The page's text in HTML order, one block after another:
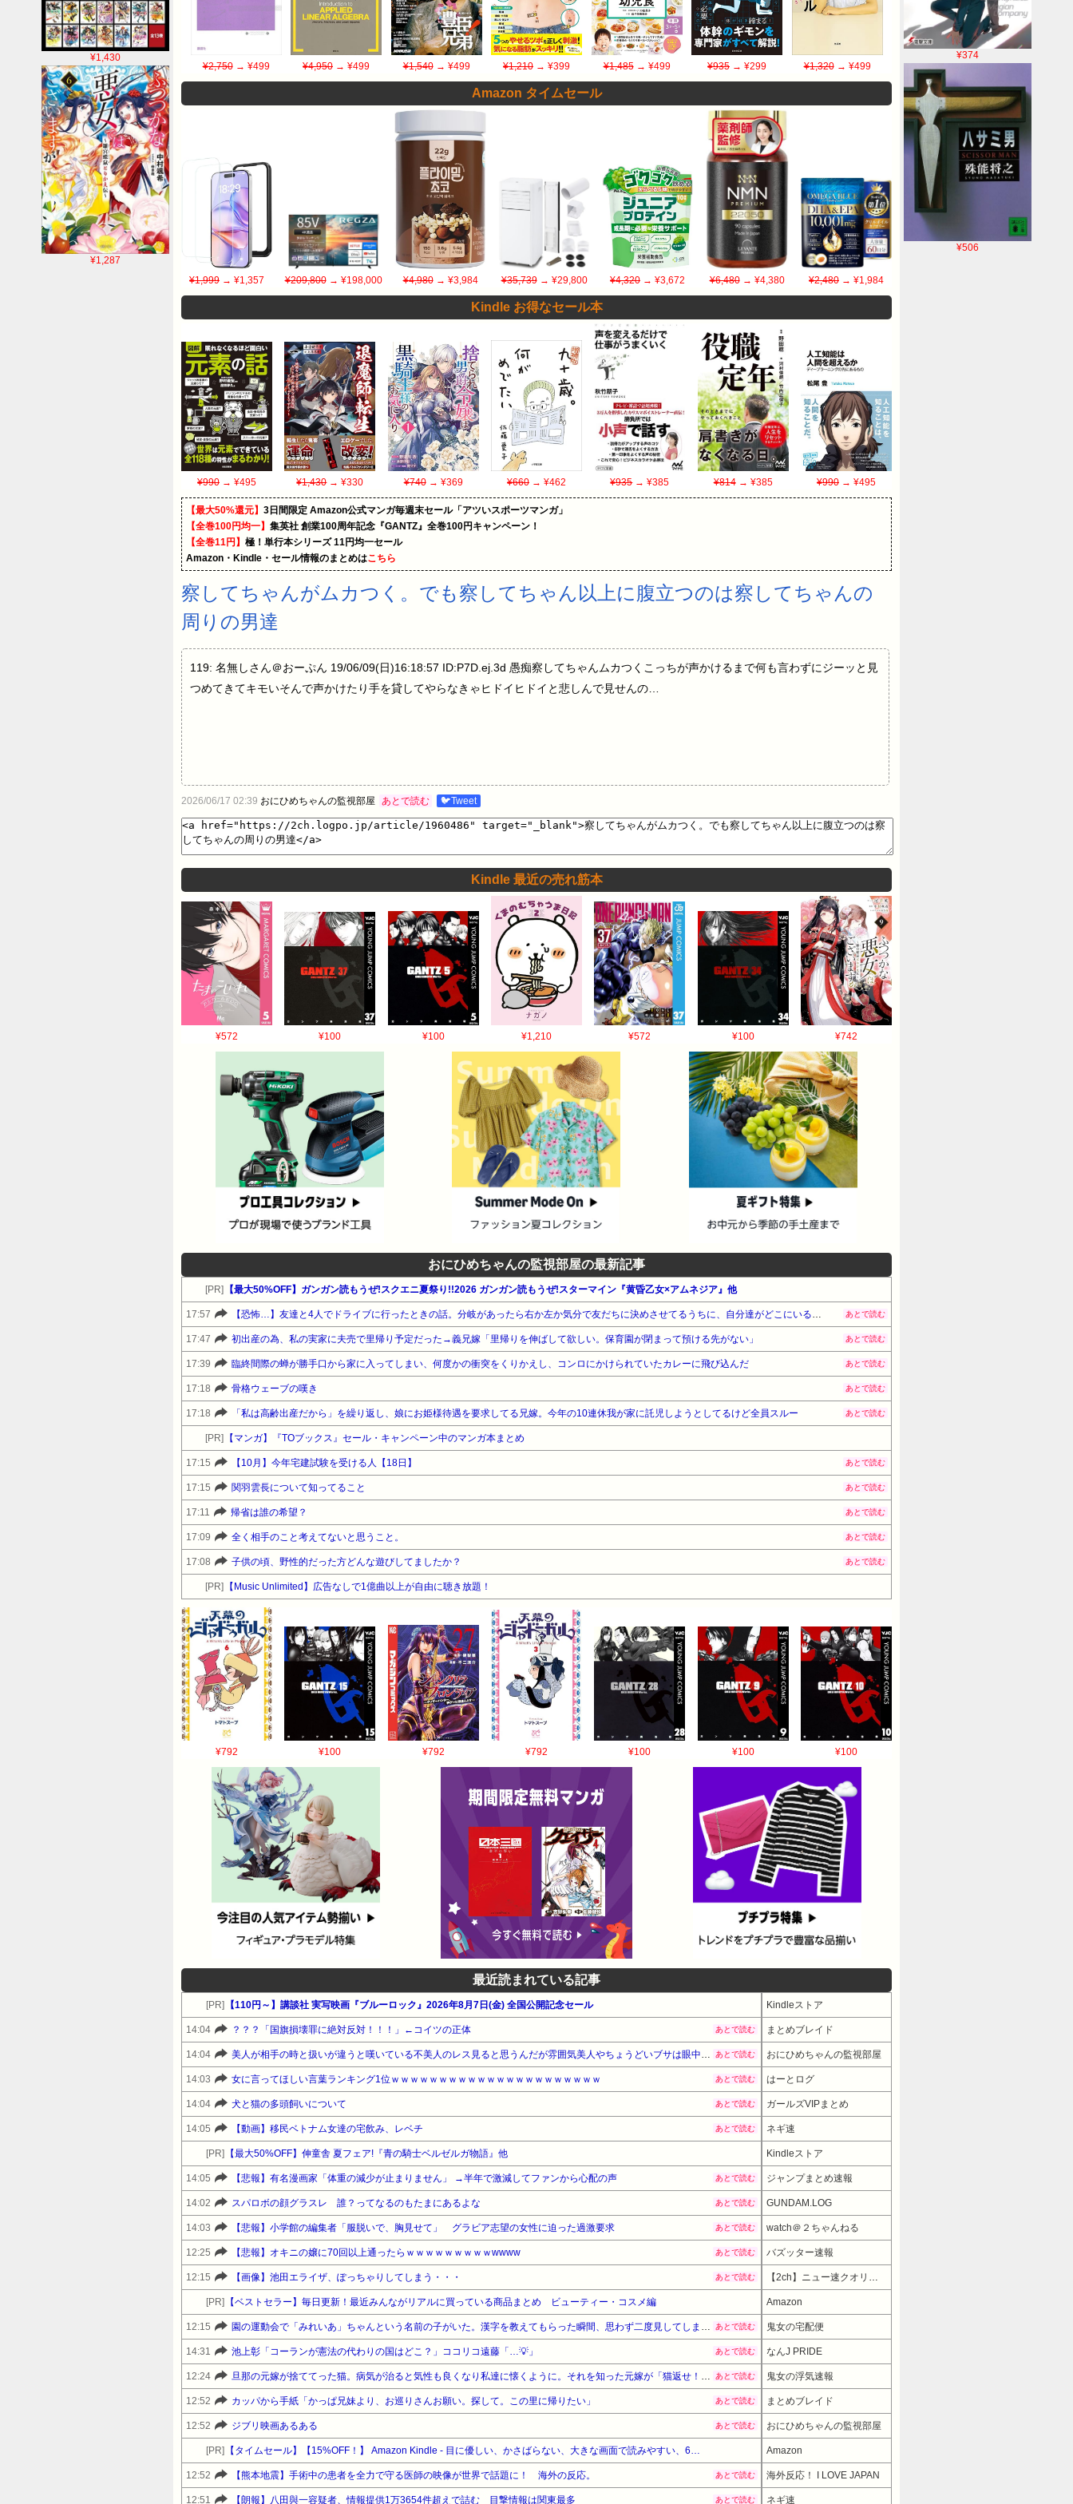
¥374
¥506
¥1,430
¥1,287
¥2,750→ ¥499 ¥4,950 → ¥499 ¥1,540→ ¥499 ¥1,210 → ¥399 ¥1,485→ ¥499 ¥935 → ¥299 ¥1,320→ ¥499
Amazon タイムセール
¥1,999 → ¥1,357 ¥209,800→ ¥198,000 ¥4,980→ ¥3,984 ¥35,739→ ¥29,800 ¥4,320 → ¥3,672 ¥6,480→ ¥4,380 ¥2,480 → ¥1,984
Kindle お得なセール本
¥990 → ¥495 ¥1,430→ ¥330 ¥740→ ¥369 ¥660→ ¥462 ¥935→ ¥385 ¥814→ ¥385 ¥990→ ¥495
【最大50%還元】 3日間限定 Amazon公式マンガ毎週末セール「アツいスポーツマンガ」
【全巻100円均一】 集英社 創業100周年記念『GANTZ』全巻100円キャンペーン！
【全巻11円】 極！単行本シリーズ 11円均一セール
Amazon・Kindle・セール情報のまとめはこちら
察してちゃんがムカつく。でも察してちゃん以上に腹立つのは察してちゃんの
周りの男達
119: 名無しさん＠おーぷん 19/06/09(日)16:18:57 ID:P7D.ej.3d 愚痴察してちゃんムカつくこっちが声かけるまで何も言わずにジーッと見
つめてきてキモいそんで声かけたり手を貸してやらなきゃヒドイヒドイと悲しんで見せんの…
2026/06/17 02:39 おにひめちゃんの監視部屋 あとで読む 🐦Tweet
Kindle 最近の売れ筋本
¥572 ¥100 ¥100 ¥1,210 ¥572 ¥100 ¥742
おにひめちゃんの監視部屋の最新記事
[PR] 【最大50%OFF】ガンガン読もうぜ!スクエニ夏祭り!!2026 ガンガン読もうぜ!スターマイン『黄昏乙女×アムネジア』他
17:57 あとで読む
17:47 初出産の為、私の実家に夫売で里帰り予定だった→義兄嫁「里帰りを伸ばして欲しい。保育園が閉まって預ける先がない」 あとで読む
17:39 臨終間際の蝉が勝手口から家に入ってしまい、何度かの衝突をくりかえし、コンロにかけられていたカレーに飛び込んだ あとで読む
17:18 骨格ウェーブの嘆き あとで読む
17:18 「私は高齢出産だから」を繰り返し、娘にお姫様待遇を要求してる兄嫁。今年の10連休我が家に託児しようとしてるけど全員スルー あとで読む
[PR] 【マンガ】『TOブックス』セール・キャンペーン中のマンガ本まとめ
17:15 【10月】今年宅建試験を受ける人【18日】 あとで読む
17:15 関羽雲長について知ってること あとで読む
17:11 帰省は誰の希望？ あとで読む
17:09 全く相手のこと考えてないと思うこと。 あとで読む
17:08 子供の頃、野性的だった方どんな遊びしてましたか？ あとで読む
[PR] 【Music Unlimited】広告なしで1億曲以上が自由に聴き放題！
¥792 ¥100 ¥792 ¥792 ¥100 ¥100 ¥100
最近読まれている記事
[PR] 【110円～】講談社 実写映画『ブルーロック』2026年8月7日(金) 全国公開記念セール Kindleストア
14:04 ？？？「国旗損壊罪に絶対反対！！！」←コイツの正体 あとで読む まとめブレイド
14:04 美人が相手の時と扱いが違うと嘆いている不美人のレス見ると思うんだが雰囲気美人やちょうどいブサは眼中にないの？ あとで読む おにひめちゃんの監視部屋
14:03 女に言ってほしい言葉ランキング1位ｗｗｗｗｗｗｗｗｗｗｗｗｗｗｗｗｗｗｗｗｗｗ あとで読む はーとログ
14:04 犬と猫の多頭飼いについて あとで読む ガールズVIPまとめ
14:05 【動画】移民ベトナム女達の宅飲み、レベチ あとで読む ネギ速
[PR] 【最大50%OFF】伸童舎 夏フェア!『青の騎士ベルゼルガ物語』他 Kindleストア
14:05 【悲報】有名漫画家「体重の減少が止まりません」 →半年で激減してファンから心配の声 あとで読む ジャンプまとめ速報
14:02 スパロボの顔グラスレ 誰？ってなるのもたまにあるよな あとで読む GUNDAM.LOG
14:03 【悲報】小学館の編集者「服脱いで、胸見せて」 グラビア志望の女性に迫った過激要求 あとで読む watch＠２ちゃんねる
12:25 【悲報】オキニの嬢に70回以上通ったらｗｗｗｗｗｗｗｗｗwwww あとで読む バズッター速報
12:15 【画像】池田エライザ、ぽっちゃりしてしまう・・・ あとで読む 【2ch】ニュー速クオリティ
[PR] 【ベストセラー】毎日更新！最近みんながリアルに買っている商品まとめ ビューティー・コスメ編 Amazon
12:15 園の運動会で「みれいあ」ちゃんという名前の子がいた。漢字を教えてもらった瞬間、思わず二度見してしまい… あとで読む 鬼女の宅配便
14:31 池上彰「コーランが憲法の代わりの国はどこ？」ココリコ遠藤「…💡」 あとで読む なんJ PRIDE
12:24 旦那の元嫁が捨ててった猫。病気が治ると気性も良くなり私達に懐くように。それを知った元嫁が「猫返せ！！」「あんたみたいな小娘に猫と旦那君の面倒見れるわけがない」→修羅場に… あとで読む 鬼女の浮気速報
12:52 カッパから手紙「かっぱ兄妹より、お巡りさんお願い。探して。この里に帰りたい」 あとで読む まとめブレイド
12:52 ジブリ映画あるある あとで読む おにひめちゃんの監視部屋
[PR] 【タイムセール】【15%OFF！】 Amazon Kindle - 目に優しい、かさばらない、大きな画面で読みやすい、6週間持続バッテリー、6インチディスプレイ電子書籍リーダー、マッチャ、16GB、広告なし Amazon
12:52 【熊本地震】手術中の患者を全力で守る医師の映像が世界で話題に！ 海外の反応。 あとで読む 海外反応！ I LOVE JAPAN
12:51 【朗報】八田與一容疑者、情報提供1万3654件超えで詰む 目撃情報は関東最多 あとで読む ネギ速